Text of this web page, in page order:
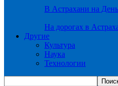
В Астрахани на
На дорогах в
Другие
Культура
Наука
Технологии